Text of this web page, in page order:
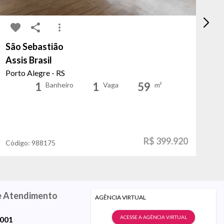
São Sebastião
Assis Brasil
Porto Alegre - RS
1 Banheiro 1 Vaga 59 m²
Código: 988175 R$ 399.920
Atendimento AGÊNCIA VIRTUAL
ACESSE A AGÊNCIA VIRTUAL